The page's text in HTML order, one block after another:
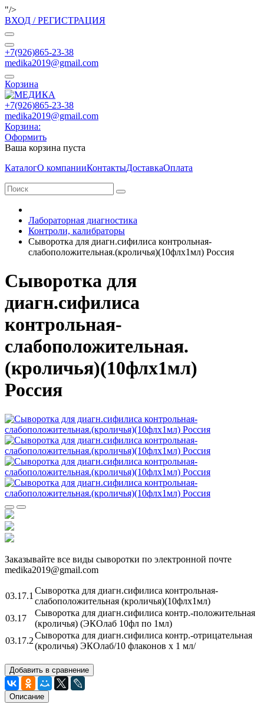
"/>
ВХОД / РЕГИСТРАЦИЯ
+7(926)865-23-38
medika2019@gmail.com
Корзина
+7(926)865-23-38
medika2019@gmail.com
Корзина:
Оформить
Ваша корзина пуста
КаталогО компанииКонтактыДоставкаОплата
Лабораторная диагностика
Контроли, калибраторы
Сыворотка для диагн.сифилиса контрольная-
слабоположительная.(кроличья)(10флх1мл) Россия
Сыворотка для
диагн.сифилиса
контрольная-
слабоположительная.
(кроличья)(10флх1мл)
Россия
Заказывайте все виды сыворотки по электронной почте
medika2019@gmail.com
03.17.1
Сыворотка для диагн.сифилиса контрольная-
слабоположительная (кроличья)(10флх1мл)
03.17
Сыворотка для диагн.сифилиса контр.-положительная
(кроличья) (ЭКОлаб 10фл по 1мл)
03.17.2
Сыворотка для диагн.сифилиса контр.-отрицательная
(кроличья) ЭКОлаб/10 флаконов х 1 мл/
Добавить в сравнение
Описание